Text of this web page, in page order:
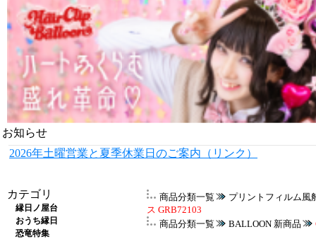
お知らせ
2026年土曜営業と夏季休業日のご案内（リンク）
カテゴリ
縁日ノ屋台
おうち縁日
恐竜特集
商品分類一覧
プリントフィルム風
ス GRB72103
商品分類一覧
BALLOON 新商品